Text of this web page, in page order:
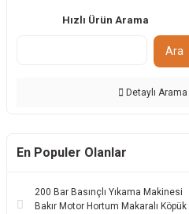
Hızlı Ürün Arama
Ara
Detaylı Arama
En Populer Olanlar
200 Bar Basınçlı Yıkama Makinesi
Bakır Motor Hortum Makaralı Köpük